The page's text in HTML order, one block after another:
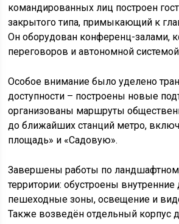
командированных лиц построен
закрытого типа, примыкающий к
Он оборудован конференц-залами,
переговоров и автономной
Особое внимание было уделено
доступности – построены новые
организованы маршруты
до ближайших станций метро,
площадь» и «Садовую».
Завершены работы по
территории: обустроены
пешеходные зоны, освещение и
Также возведён отдельный корпус